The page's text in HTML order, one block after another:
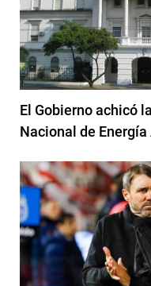
El Gobierno achicó
Nacional de